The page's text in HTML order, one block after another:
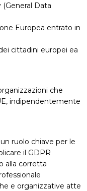
Data
Europea entrato in
cittadini europei ea
che
indipendentemente
ruolo chiave per le
il GDPR
alla corretta
e organizzative atte